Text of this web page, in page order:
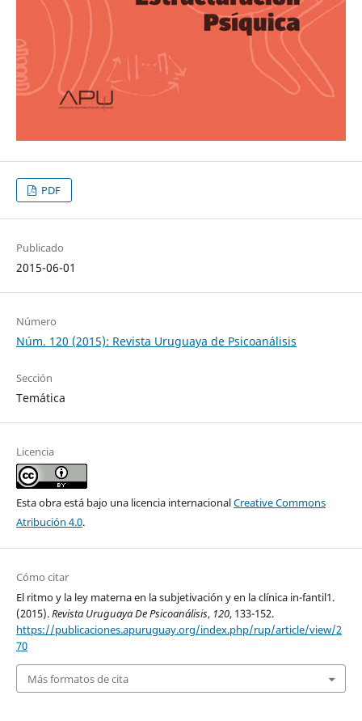
PDF
Publicado
2015-06-01
Número
Núm. 120 (2015): Revista Uruguaya de Psicoanálisis
Sección
Temática
Licencia
Esta obra está bajo una licencia internacionalCreative Commons
Atribución 4.0.
Cómo citar
El ritmo y la ley materna en la subjetivación y en la clínica in-fantil1.
(2015).Revista Uruguaya De Psicoanálisis, 120, 133-152.
https://publicaciones.apuruguay.org/index.php/rup/article/view/2
70
Más formatos de cita